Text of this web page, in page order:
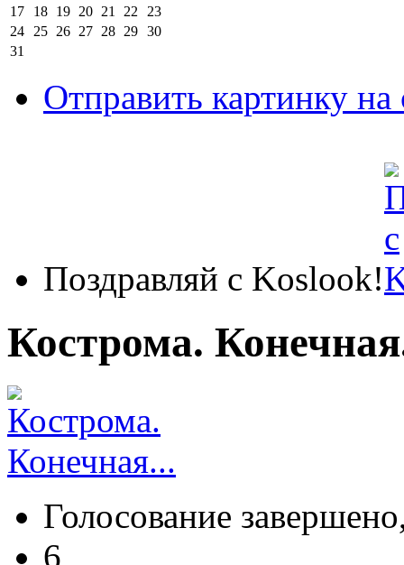
17
18 19 20 21 22
23
24
25 26 27 28 29 30
31
Отправить картинку на
Поздравляй с Koslook!
Кострома.
Голосование
6